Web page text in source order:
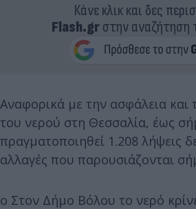
Κάνε κλικ και δες
Flash.grστην αναζήτηση
Αναφορικά με την ασφάλεια και
του νερού στη Θεσσαλία, έως
πραγματοποιηθεί 1.208 λήψεις
αλλαγές που παρουσιάζονται
o Στον Δήμο Βόλου το νερό